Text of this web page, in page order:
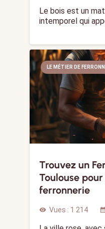
Le bois est un
intemporel qui
LE MÉTIER DE
Trouvez un
Toulouse
ferronnerie
visibility Vues : 1 214